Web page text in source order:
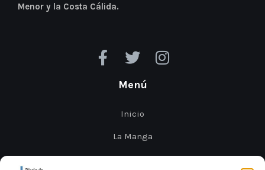
Menor y la Costa Cálida.
Menú
Inicio
La Manga
Cabo de Palos